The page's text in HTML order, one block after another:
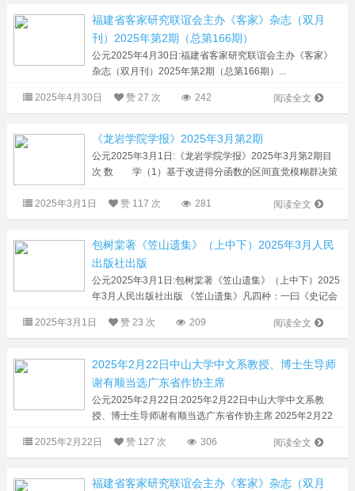
福建省客家研究联谊会主办《客家》杂志（双月
刊）2025年第2期（总第166期）
公元2025年4月30日:福建省客家研究联谊会主办《客家》
杂志（双月刊）2025年第2期（总第166期）...
阅读全文
2025年4月30日 赞 27 次 242
《龙岩学院学报》2025年3月第2期
公元2025年3月1日:《龙岩学院学报》2025年3月第2期目
次 数 学（1）基于改进得分函数的区间直觉模糊群决策
数相关的正规定则 古丽米热·吐尔逊，杨...阅读全文
2025年3月1日 赞 117 次 281
包树棠著《笠山遗集》（上中下）2025年3月人民
出版社出版
公元2025年3月1日:包树棠著《笠山遗集》（上中下）2025
年3月人民出版社出版 《笠山遗集》凡四种：一曰《史记会
证》“实多麤疏”，因于校读《太史公书》...
阅读全文
2025年3月1日 赞23 次 209
2025年2月22日中山大学中文系教授、博士生导师
谢有顺当选广东省作协主席
公元2025年2月22日:2025年2月22日中山大学中文系教
授、博士生导师谢有顺当选广东省作协主席 2025年2月22
了新一届广东省作协主席团成员，谢有...
阅读全文
2025年2月22日 赞 127 次 306
福建省客家研究联谊会主办《客家》杂志（双月